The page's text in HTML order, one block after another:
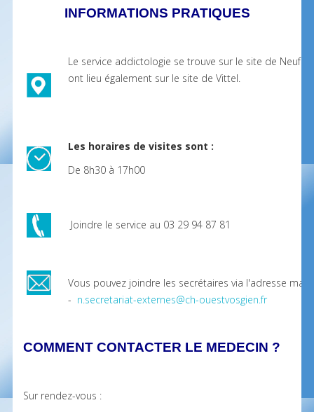
INFORMATIONS PRATIQUES
Le service addictologie se trouve sur le site de
ont lieu également sur le site de Vittel.
Les horaires de visites sont :
De 8h30 à 17h00
Joindre le service au 03 29 94 87 81
Vous pouvez joindre les secrétaires via l'adresse mail
- n.secretariat-externes@ch-ouestvosgien.fr
COMMENT CONTACTER LE MEDECIN ?
Sur rendez-vous :